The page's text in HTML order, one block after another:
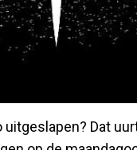
uitgeslapen? Dat